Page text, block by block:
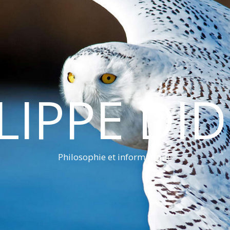
Philosophie et informatique